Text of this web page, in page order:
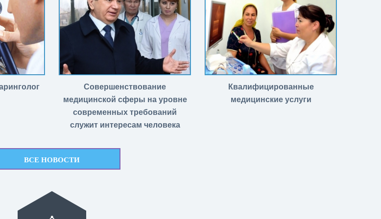
Совершенствование
медицинской сферы на уровне
современных требований
служит интересам человека
Квалифицированные
медицинские услуги
ВСЕ НОВОСТИ